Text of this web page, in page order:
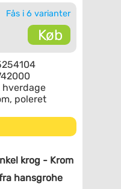
Fås i 6 varianter
Køb
hverdage
poleret
krog - Krom
hansgrohe